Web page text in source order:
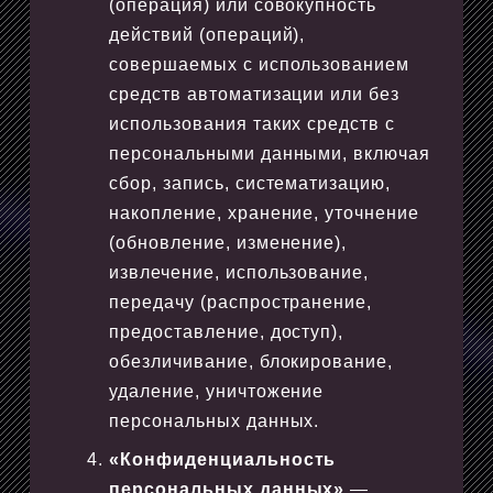
(операция) или совокупность
действий (операций),
совершаемых с использованием
средств автоматизации или без
использования таких средств с
персональными данными, включая
сбор, запись, систематизацию,
накопление, хранение, уточнение
(обновление, изменение),
извлечение, использование,
передачу (распространение,
предоставление, доступ),
обезличивание, блокирование,
удаление, уничтожение
персональных данных.
«Конфиденциальность
персональных данных» —